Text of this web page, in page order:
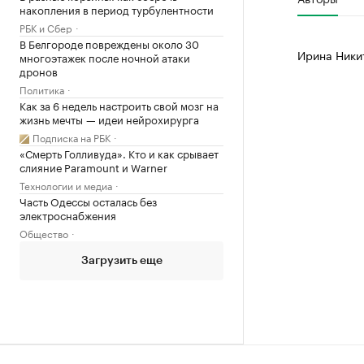
накопления в период турбулентности
РБК и Сбер
В Белгороде повреждены около 30
многоэтажек после ночной атаки
дронов
Политика
Как за 6 недель настроить свой мозг на
жизнь мечты — идеи нейрохирурга
Подписка на РБК
«Смерть Голливуда». Кто и как срывает
слияние Paramount и Warner
Технологии и медиа
Часть Одессы осталась без
электроснабжения
Общество
Загрузить еще
Ирина